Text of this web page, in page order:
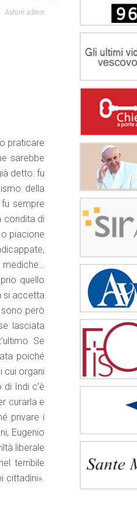
Autore: admin
praticare
sarebbe
detto: fu
della
sempre
condita di
piacione
mediche…
quello
si accetta
sono però
lasciata
Se
poiché
cui organi
Indi c’è
curarla e
privare i
Eugenio
liberale
terribile
cittadini».